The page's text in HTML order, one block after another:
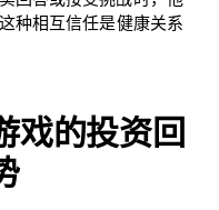
种相互信任是健康关系
戏的投资回